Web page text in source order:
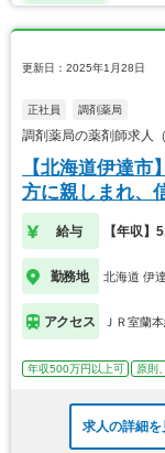
更新日：2025年1月28日
正社員 調剤薬局
調剤薬局の薬剤師求人
【北海道伊達
方に親しまれ、
給与 【年収】
勤務地 北海道 伊
アクセス ＪＲ室蘭
年収500万円以上可 原則
求人の詳細を